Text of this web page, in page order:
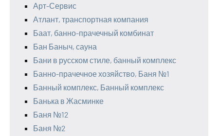
Арт-Сервис
Атлант, транспортная компания
Баат, банно-прачечный комбинат
Бан Баныч, сауна
Бани в русском стиле, банный комплекс
Банно-прачечное хозяйство, Баня №1
Банный комплекс, Банный комплекс
Банька в Жасминке
Баня №12
Баня №2